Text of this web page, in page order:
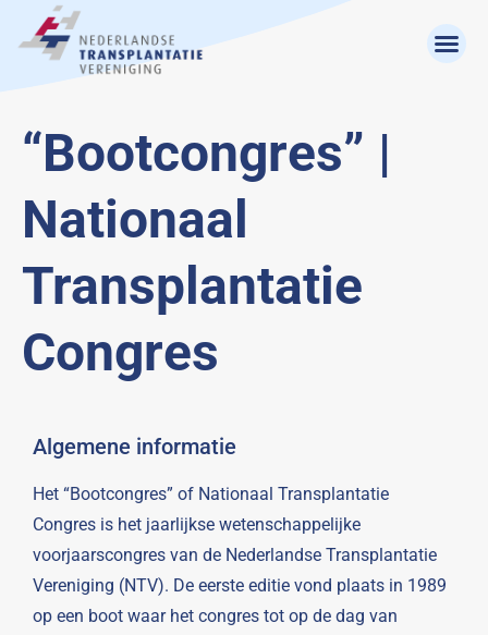
“Bootcongres” |
Nationaal
Transplantatie
Congres
Algemene informatie
Het “Bootcongres” of Nationaal Transplantatie
Congres is het jaarlijkse wetenschappelijke
voorjaarscongres van de Nederlandse Transplantatie
Vereniging (NTV). De eerste editie vond plaats in 1989
op een boot waar het congres tot op de dag van